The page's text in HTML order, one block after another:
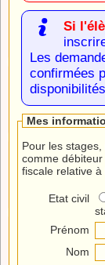
Si
Les
confirmées
Mes
Pour les
comme
fiscale relative à
Etat civil
Prénom
Nom